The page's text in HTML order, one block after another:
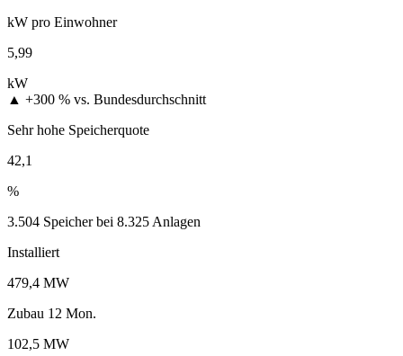
kW pro Einwohner
5,99
kW
▲ +300 % vs. Bundesdurchschnitt
Sehr hohe Speicherquote
42,1
%
3.504 Speicher bei 8.325 Anlagen
Installiert
479,4 MW
Zubau 12 Mon.
102,5 MW